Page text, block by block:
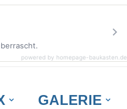
GALERIE
powered by homepage-baukasten.de